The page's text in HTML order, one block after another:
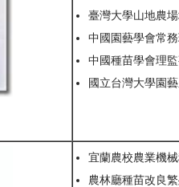
臺灣大學山地農
中國園藝學會常
中國種苗學會理
國立台灣大學園
宜蘭農校農業機
農林廳種苗改良